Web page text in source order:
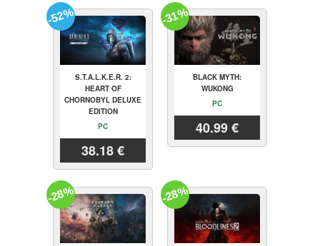
S.T.A.L.K.E.R. 2:
HEART OF
CHORNOBYL DELUXE
EDITION
PC
38.18 €
-52%
BLACK MYTH:
WUKONG
PC
40.99 €
-31%
-28% -28%